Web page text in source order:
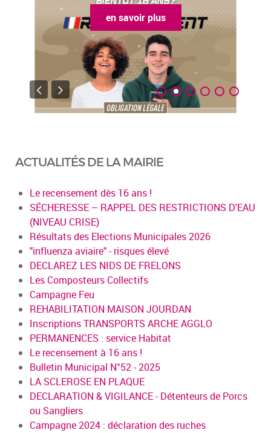
en savoir plus
ACTUALITÉS DE LA MAIRIE
Le recensement dès 16 ans !
SÉCHERESSE – RAPPEL DES RESTRICTIONS D'EAU
(NIVEAU CRISE)
Résultats des Elections Municipales 2026
"influenza aviaire" - risques élevé
DECLAREZ LES NIDS DE FRELONS
Les Composteurs Collectifs
Campagne Feu
REHABILITATION MAISON JOURDAN
Inscriptions TRANSPORTS ARCHE AGGLO
PERMANENCES : service Habitat
Le recensement à 16 ans !
Bulletin Municipal N°52 - 2025
LA SCLEROSE EN PLAQUE
DECLARATION & VIGILANCE - Détenteurs de Porcs
ou Sangliers
Campagne 2024 : déclaration des ruches